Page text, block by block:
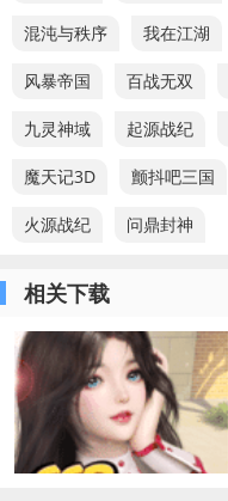
混沌与秩序 我在江湖
风暴帝国 百战无双
九灵神域 起源战纪
魔天记3D 颤抖吧三国
火源战纪 问鼎封神
相关下载